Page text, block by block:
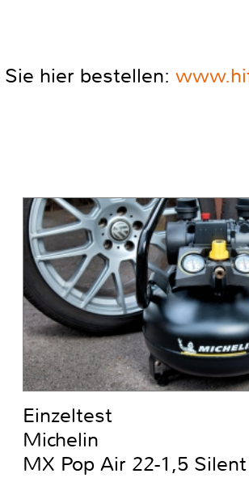
hier bestellen:
Einzeltest
Michelin
MX Pop Air 22-1,5 Silent